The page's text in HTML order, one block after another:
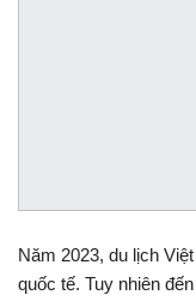
Năm 2023, du lịch
quốc tế. Tuy nhiên